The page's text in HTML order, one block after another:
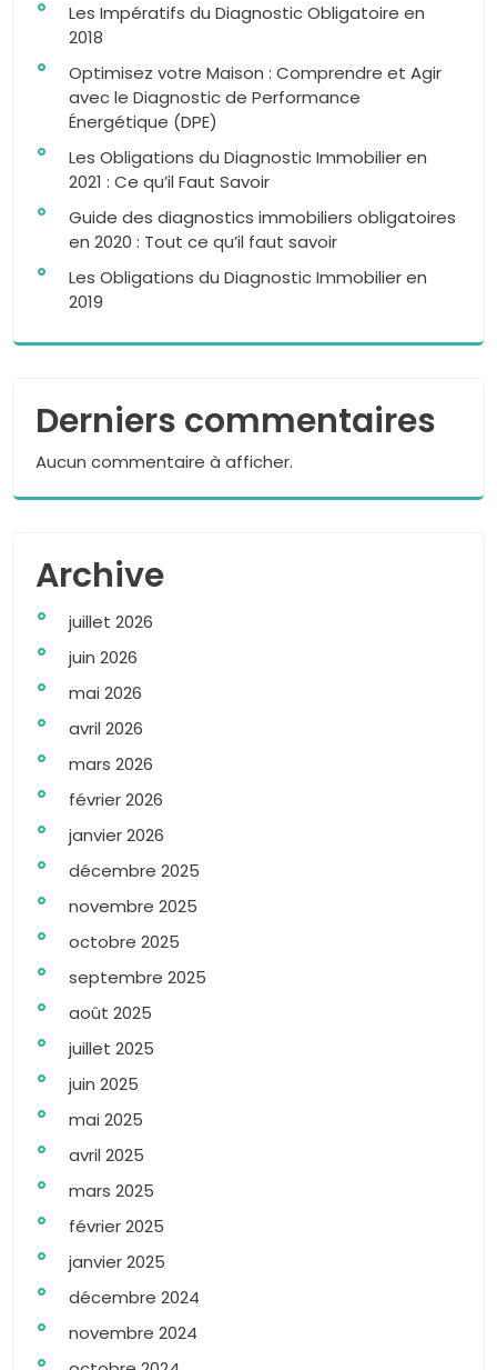
Les Impératifs du Diagnostic Obligatoire en
2018
Optimisez votre Maison : Comprendre et Agir
avec le Diagnostic de Performance
Énergétique (DPE)
Les Obligations du Diagnostic Immobilier en
2021 : Ce qu’il Faut Savoir
Guide des diagnostics immobiliers obligatoires
en 2020 : Tout ce qu’il faut savoir
Les Obligations du Diagnostic Immobilier en
2019
Derniers commentaires
Aucun commentaire à afficher.
Archive
juillet 2026
juin 2026
mai 2026
avril 2026
mars 2026
février 2026
janvier 2026
décembre 2025
novembre 2025
octobre 2025
septembre 2025
août 2025
juillet 2025
juin 2025
mai 2025
avril 2025
mars 2025
février 2025
janvier 2025
décembre 2024
novembre 2024